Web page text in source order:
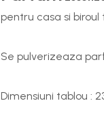
pentru casa si biroul
Se pulverizeaza
Dimensiuni tablou :